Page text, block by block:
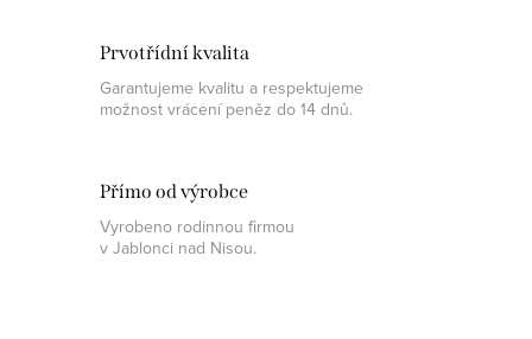
Prvotřídní kvalita
Garantujeme kvalitu a respektujeme
možnost vrácení peněz do 14 dnů.
Přímo od výrobce
Vyrobeno rodinnou firmou
v Jablonci nad Nisou.